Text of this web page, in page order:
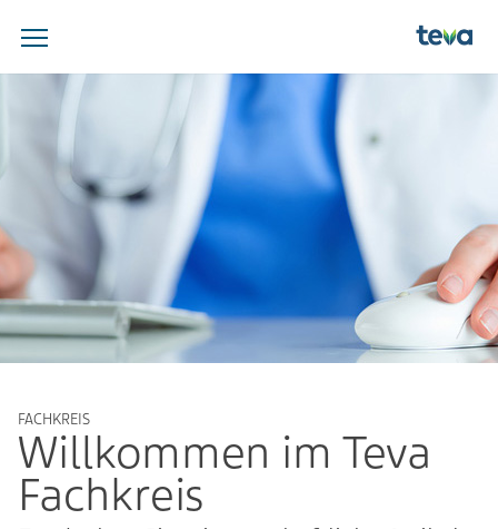
FACHKREIS
Willkommen im Teva
Fachkreis